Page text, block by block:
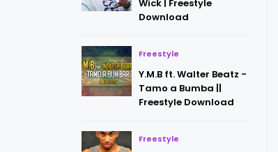
Wick | Freestyle
Download
Freestyle
Y.M.B ft. Walter Beatz -
Tamo a Bumba ||
Freestyle Download
Freestyle